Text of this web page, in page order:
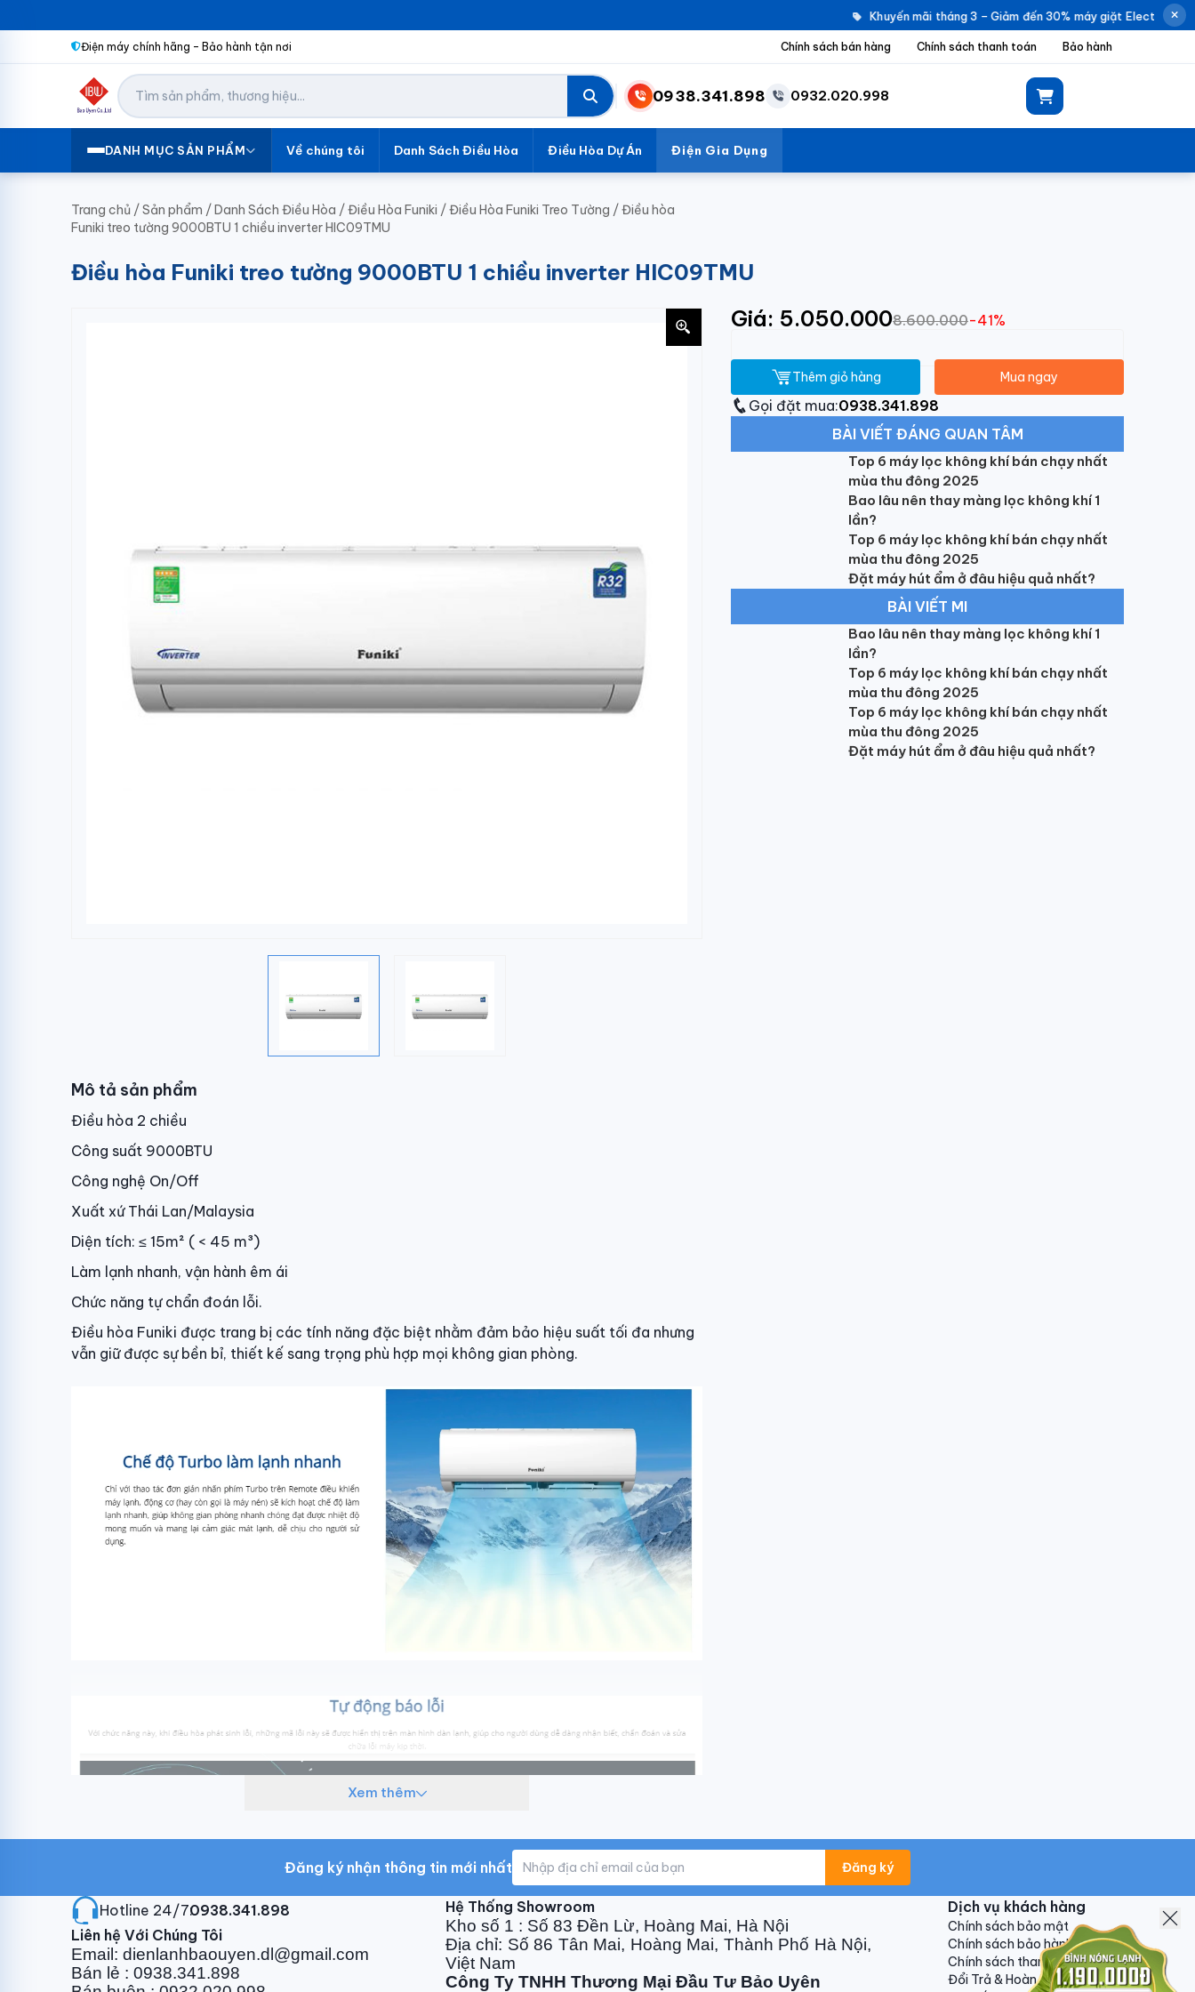
Khuyến mãi tháng 3 – Giảm đến 30% máy giặt Electrolux |
Điện máy chính hãng – Bảo hành tận nơi Chính sách bán hàng Chính sách thanh toán Bảo hành
0938.341.898 0932.020.998
DANH MỤC SẢN PHẨM Về chúng tôi Danh Sách Điều Hòa Điều Hòa Dự Án Điện Gia Dụng
Trang chủ /Sản phẩm /Danh Sách Điều Hòa /Điều Hòa Funiki /Điều Hòa Funiki Treo Tường /Điều hòa
Funiki treo tường 9000BTU 1 chiều inverter HIC09TMU
Điều hòa Funiki treo tường 9000BTU 1 chiều inverter HIC09TMU
Mô tả sản phẩm
Điều hòa 2 chiều
Công suất 9000BTU
Công nghệ On/Off
Xuất xứ Thái Lan/Malaysia
Diện tích: ≤ 15m² ( < 45 m³)
Làm lạnh nhanh, vận hành êm ái
Chức năng tự chẩn đoán lỗi.
Điều hòa Funiki được trang bị các tính năng đặc biệt nhằm đảm bảo hiệu suất tối đa nhưng
vẫn giữ được sự bền bỉ, thiết kế sang trọng phù hợp mọi không gian phòng.
Xem thêm
Giá: 5.050.0008.600.000-41%
Thêm giỏ hàng Mua ngay
Gọi đặt mua:0938.341.898
BÀI VIẾT ĐÁNG QUAN TÂM
Top 6 máy lọc không khí bán chạy nhất
mùa thu đông 2025
Bao lâu nên thay màng lọc không khí 1
lần?
Top 6 máy lọc không khí bán chạy nhất
mùa thu đông 2025
Đặt máy hút ẩm ở đâu hiệu quả nhất?
BÀI VIẾT MI
Bao lâu nên thay màng lọc không khí 1
lần?
Top 6 máy lọc không khí bán chạy nhất
mùa thu đông 2025
Top 6 máy lọc không khí bán chạy nhất
mùa thu đông 2025
Đặt máy hút ẩm ở đâu hiệu quả nhất?
Đăng ký nhận thông tin mới nhất Đăng ký
Hotline 24/7:0938.341.898
Liên hệ Với Chúng Tôi
Email: dienlanhbaouyen.dl@gmail.com
Bán lẻ : 0938.341.898
Hệ Thống Showroom
Kho số 1 : Số 83 Đền Lừ, Hoàng Mai, Hà Nội
Địa chỉ: Số 86 Tân Mai, Hoàng Mai, Thành Phố Hà Nội,
Việt Nam
Công Ty TNHH Thương Mại Đầu Tư Bảo Uyên
Dịch vụ khách hàng
Chính sách bảo mật
Chính sách bảo hành
Chính sách thanh toán
Đổi Trả & Hoàn Tiền